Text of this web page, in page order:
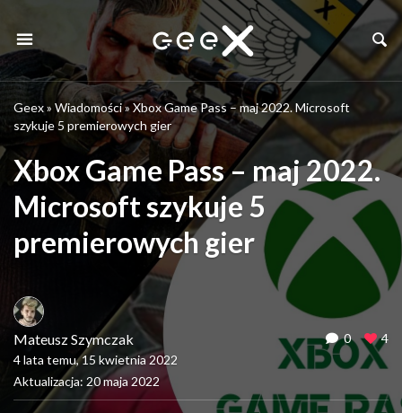
Geex» Wiadomości» Xbox Game Pass – maj 2022. Microsoft
szykuje 5 premierowych gier
Xbox Game Pass – maj 2022.
Microsoft szykuje 5
premierowych gier
Mateusz Szymczak
4 lata temu, 15 kwietnia 2022
Aktualizacja: 20 maja 2022
0 4